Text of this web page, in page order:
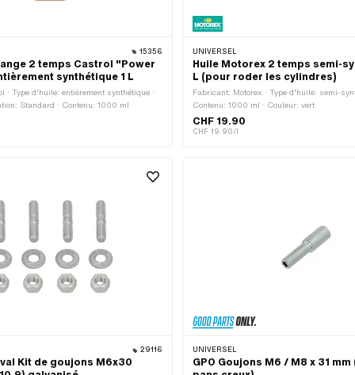
15356
2 temps Castrol "Power
synthétique 1 L
· Type d'huile: entièrement synthétique ·
Standard · Contenu: 1000 ml
UNIVERSEL
Huile Motorex 2 temps semi-
L (pour roder les cylindres)
Fabricant: Motorex · Type d'huile: semi-
Contenu: 1000 ml · Couleur: vert
CHF 19.90
CHF 19.90/l
29116
Kit de goujons M6x30
UNIVERSEL
GPO Goujons M6 / M8 x 31